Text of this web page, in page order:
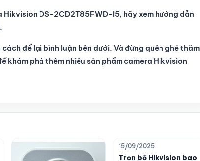
DS-2CD2T85FWD-I5, hãy xem hướng dẫn
để lại bình luận bên dưới. Và đừng quên ghé thăm
khám phá thêm nhiều sản phẩm camera Hikvision
15/09/2025
Trọn bộ Hikvision bao